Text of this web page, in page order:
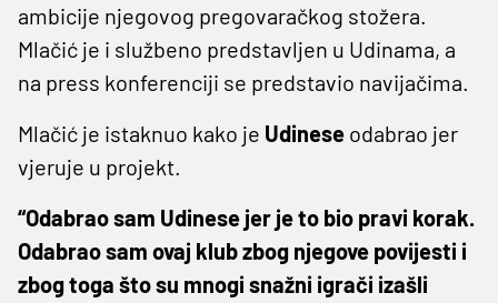
ambicije njegovog pregovaračkog stožera.
Mlačić je i službeno predstavljen u Udinama, a
na press konferenciji se predstavio navijačima.
Mlačić je istaknuo kako je Udinese odabrao jer
vjeruje u projekt.
“Odabrao sam Udinese jer je to bio pravi korak.
Odabrao sam ovaj klub zbog njegove povijesti i
zbog toga što su mnogi snažni igrači izašli